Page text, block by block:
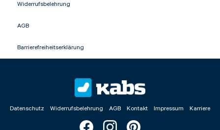
Widerrufsbelehrung
AGB
Barrierefreiheitserklärung
Datenschutz Widerrufsbelehrung AGB Kontakt Impressum Karriere